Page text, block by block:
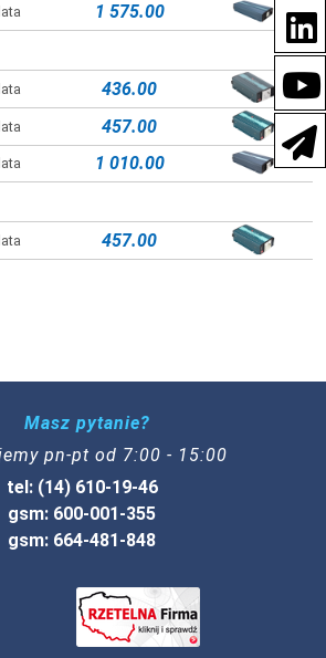
1 575.00
436.00
457.00
1 010.00
457.00
Masz pytanie?
pn-pt od 7:00 - 15:00
tel: (14) 610-19-46
gsm: 600-001-355
gsm: 664-481-848